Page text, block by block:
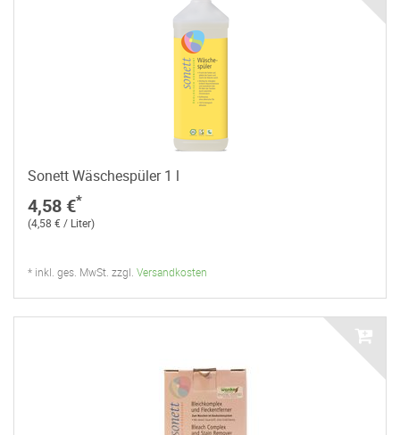
Sonett Wäschespüler 1 l
4,58 €*
(4,58 € / Liter)
* inkl. ges. MwSt. zzgl. Versandkosten